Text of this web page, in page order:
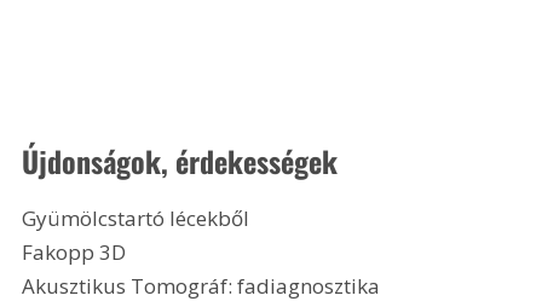
Újdonságok, érdekességek
Gyümölcstartó lécekből
Fakopp 3D
Akusztikus Tomográf: fadiagnosztika